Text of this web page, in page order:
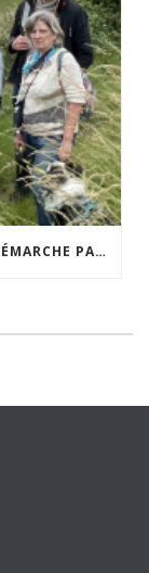
VISITE PARTAGÉE À WALCOURT : UNE DÉMARCHE PARTICIPATIVE ANIMÉE PAR ESPACE ENVIRONNEMENT